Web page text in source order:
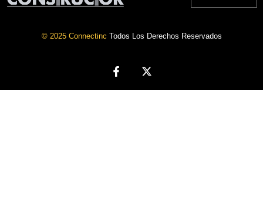
© 2025 Connectinc Todos Los Derechos Reservados